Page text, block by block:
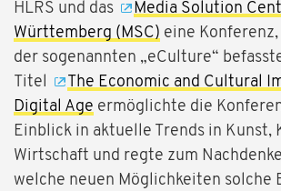
HLRS und das
Media Solution
Württemberg (MSC) eine
der sogenannten „eCulture“
Titel
The Economic and Cultural
Digital Age ermöglichte die
Einblick in aktuelle Trends in Kunst,
Wirtschaft und regte zum
welche neuen Möglichkeiten solche